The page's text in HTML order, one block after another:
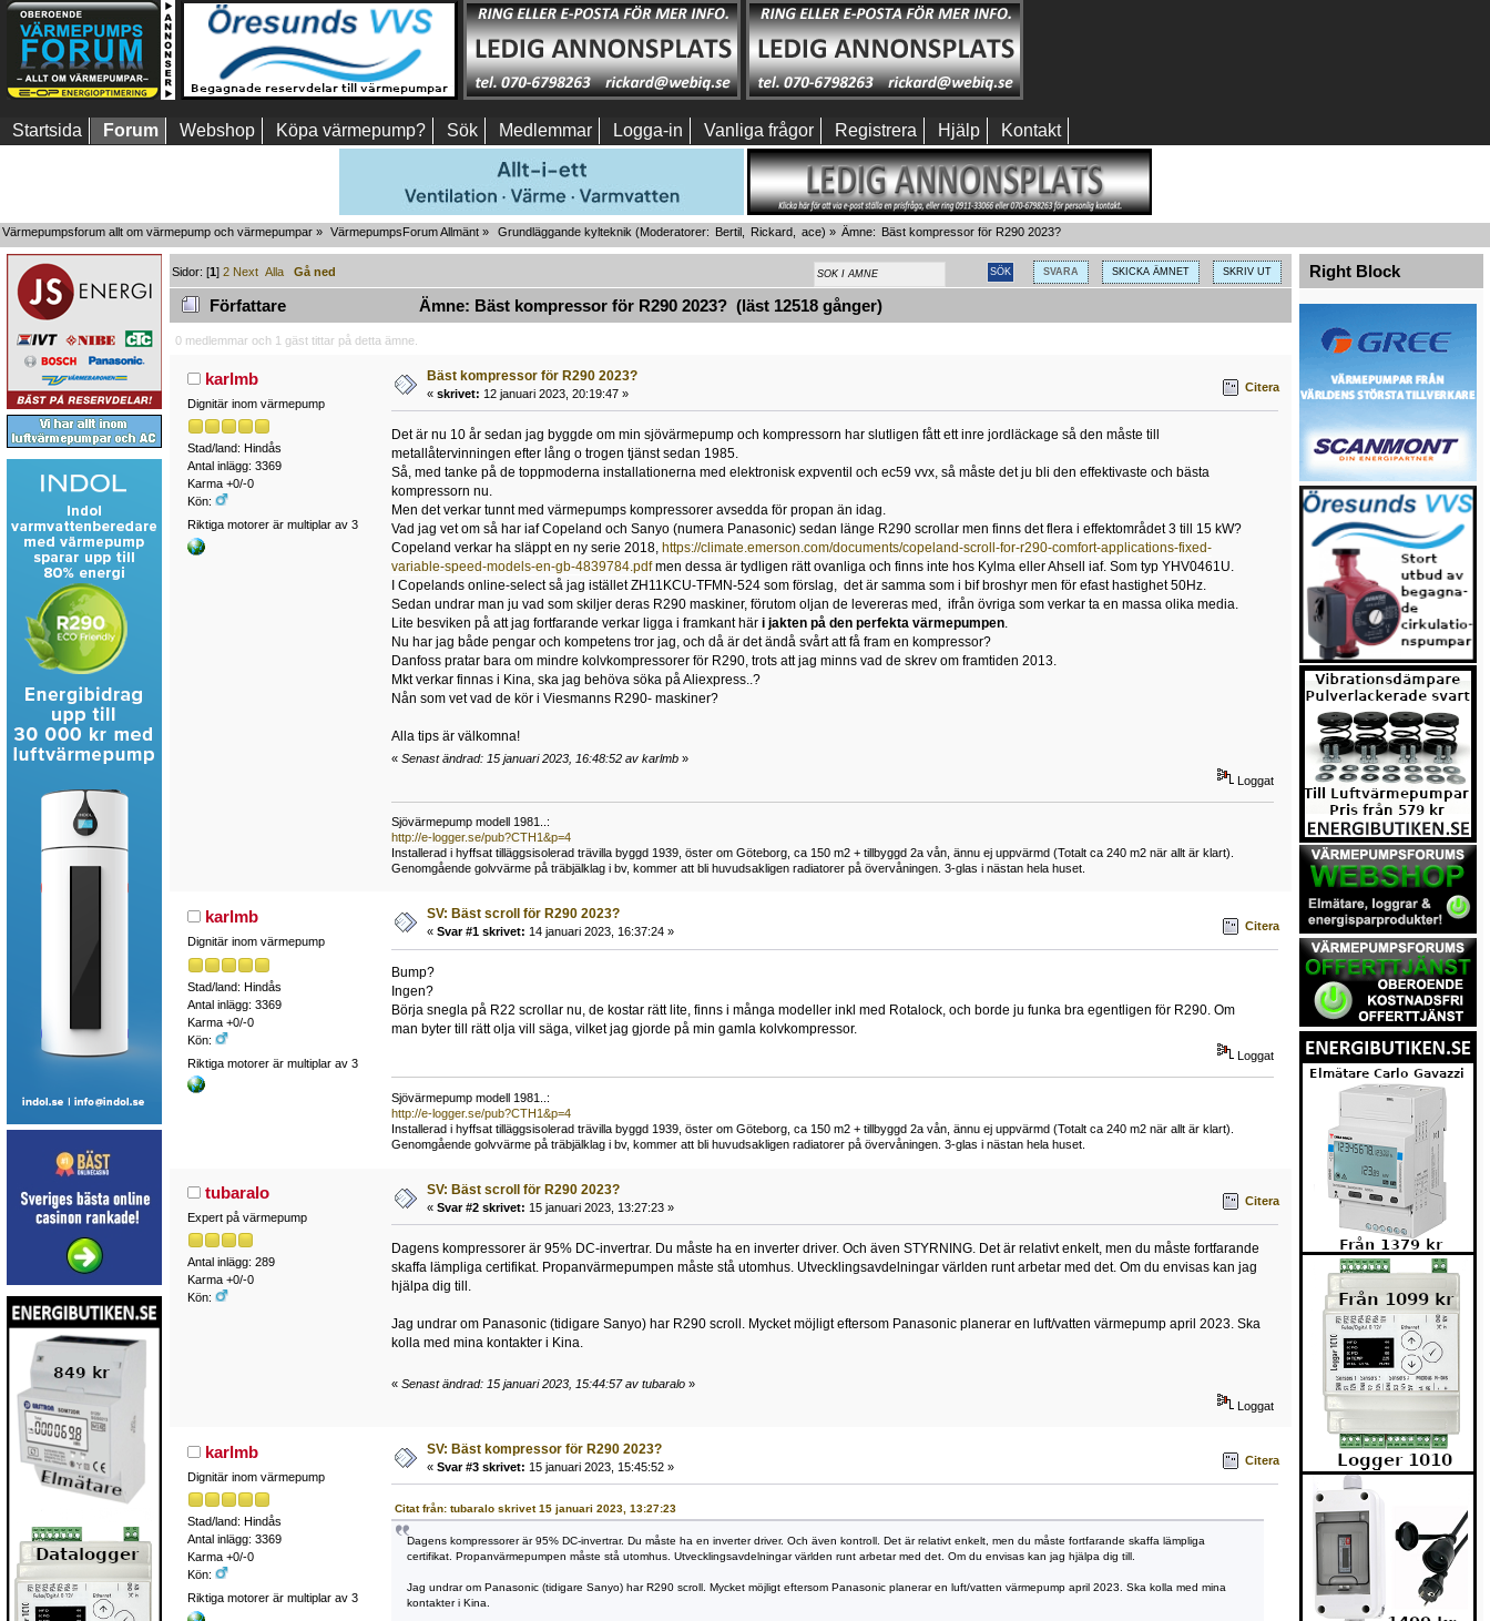
Startsida Forum Webshop Köpa värmepump? Sök Medlemmar Logga-in Vanliga frågor Registrera Hjälp Kontakt
Värmepumpsforum allt om värmepump och värmepumpar » VärmepumpsForum Allmänt » Grundläggande kylteknik (Moderatorer: Bertil, Rickard, ace) » Ämne: Bäst kompressor för R290 2023?
SVARA SKICKA ÄMNET SKRIV UT
Sidor: [1]2 Next Alla Gå ned
Författare Ämne: Bäst kompressor för R290 2023? (läst 12518 gånger)
0 medlemmar och 1 gäst tittar på detta ämne.
karlmb
Dignitär inom värmepump
Stad/land: Hindås
Antal inlägg: 3369
Karma +0/-0
Kön:
Riktiga motorer är multiplar av 3
Bäst kompressor för R290 2023?
« skrivet: 12 januari 2023, 20:19:47 » Citera
Det är nu 10 år sedan jag byggde om min sjövärmepump och kompressorn har slutligen fått ett inre jordläckage så den måste till
metallåtervinningen efter lång o trogen tjänst sedan 1985.
Så, med tanke på de toppmoderna installationerna med elektronisk expventil och ec59 vvx, så måste det ju bli den effektivaste och bästa
kompressorn nu.
Men det verkar tunnt med värmepumps kompressorer avsedda för propan än idag.
Vad jag vet om så har iaf Copeland och Sanyo (numera Panasonic) sedan länge R290 scrollar men finns det flera i effektområdet 3 till 15 kW?
Copeland verkar ha släppt en ny serie 2018, https://climate.emerson.com/documents/copeland-scroll-for-r290-comfort-applications-fixed-
variable-speed-models-en-gb-4839784.pdfmen dessa är tydligen rätt ovanliga och finns inte hos Kylma eller Ahsell iaf. Som typ YHV0461U.
I Copelands online-select så jag istället ZH11KCU-TFMN-524 som förslag, det är samma som i bif broshyr men för efast hastighet 50Hz.
Sedan undrar man ju vad som skiljer deras R290 maskiner, förutom oljan de levereras med, ifrån övriga som verkar ta en massa olika media.
Lite besviken på att jag fortfarande verkar ligga i framkant här i jakten på den perfekta värmepumpen.
Nu har jag både pengar och kompetens tror jag, och då är det ändå svårt att få fram en kompressor?
Danfoss pratar bara om mindre kolvkompressorer för R290, trots att jag minns vad de skrev om framtiden 2013.
Mkt verkar finnas i Kina, ska jag behöva söka på Aliexpress..?
Nån som vet vad de kör i Viesmanns R290- maskiner?
Alla tips är välkomna!
« Senast ändrad: 15 januari 2023, 16:48:52 av karlmb»
Loggat
Sjövärmepump modell 1981..:
http://e-logger.se/pub?CTH1&p=4
Installerad i hyffsat tilläggsisolerad trävilla byggd 1939, öster om Göteborg, ca 150 m2 + tillbyggd 2a vån, ännu ej uppvärmd (Totalt ca 240 m2 när allt är klart).
Genomgående golvvärme på träbjälklag i bv, kommer att bli huvudsakligen radiatorer på övervåningen. 3-glas i nästan hela huset.
karlmb
Dignitär inom värmepump
Stad/land: Hindås
Antal inlägg: 3369
Karma +0/-0
Kön:
Riktiga motorer är multiplar av 3
SV: Bäst scroll för R290 2023?
« Svar #1 skrivet: 14 januari 2023, 16:37:24 » Citera
Bump?
Ingen?
Börja snegla på R22 scrollar nu, de kostar rätt lite, finns i många modeller inkl med Rotalock, och borde ju funka bra egentligen för R290. Om
man byter till rätt olja vill säga, vilket jag gjorde på min gamla kolvkompressor.
Loggat
Sjövärmepump modell 1981..:
http://e-logger.se/pub?CTH1&p=4
Installerad i hyffsat tilläggsisolerad trävilla byggd 1939, öster om Göteborg, ca 150 m2 + tillbyggd 2a vån, ännu ej uppvärmd (Totalt ca 240 m2 när allt är klart).
Genomgående golvvärme på träbjälklag i bv, kommer att bli huvudsakligen radiatorer på övervåningen. 3-glas i nästan hela huset.
tubaralo
Expert på värmepump
Antal inlägg: 289
Karma +0/-0
Kön:
SV: Bäst scroll för R290 2023?
« Svar #2 skrivet: 15 januari 2023, 13:27:23 » Citera
Dagens kompressorer är 95% DC-invertrar. Du måste ha en inverter driver. Och även STYRNING. Det är relativt enkelt, men du måste fortfarande
skaffa lämpliga certifikat. Propanvärmepumpen måste stå utomhus. Utvecklingsavdelningar världen runt arbetar med det. Om du envisas kan jag
hjälpa dig till.
Jag undrar om Panasonic (tidigare Sanyo) har R290 scroll. Mycket möjligt eftersom Panasonic planerar en luft/vatten värmepump april 2023. Ska
kolla med mina kontakter i Kina.
« Senast ändrad: 15 januari 2023, 15:44:57 av tubaralo»
Loggat
karlmb
Dignitär inom värmepump
Stad/land: Hindås
Antal inlägg: 3369
Karma +0/-0
Kön:
Riktiga motorer är multiplar av 3
SV: Bäst kompressor för R290 2023?
« Svar #3 skrivet: 15 januari 2023, 15:45:52 » Citera
Citat från: tubaralo skrivet 15 januari 2023, 13:27:23
Dagens kompressorer är 95% DC-invertrar. Du måste ha en inverter driver. Och även kontroll. Det är relativt enkelt, men du måste fortfarande skaffa lämpliga
certifikat. Propanvärmepumpen måste stå utomhus. Utvecklingsavdelningar världen runt arbetar med det. Om du envisas kan jag hjälpa dig till.
Jag undrar om Panasonic (tidigare Sanyo) har R290 scroll. Mycket möjligt eftersom Panasonic planerar en luft/vatten värmepump april 2023. Ska kolla med mina
kontakter i Kina.
Right Block